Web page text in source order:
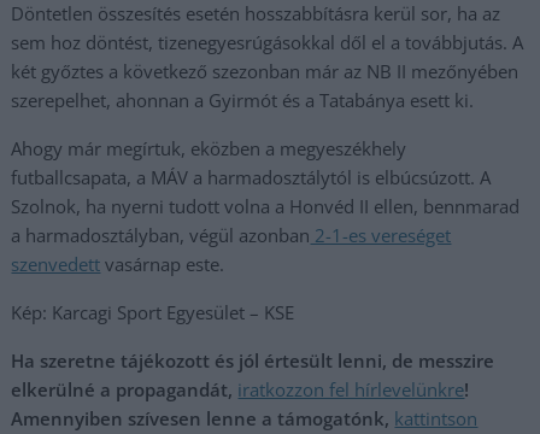
Döntetlen összesítés esetén hosszabbításra kerül sor, ha az
sem hoz döntést, tizenegyesrúgásokkal dől el a továbbjutás. A
két győztes a következő szezonban már az NB II mezőnyében
szerepelhet, ahonnan a Gyirmót és a Tatabánya esett ki.
Ahogy már megírtuk, eközben a megyeszékhely
futballcsapata, a MÁV a harmadosztálytól is elbúcsúzott. A
Szolnok, ha nyerni tudott volna a Honvéd II ellen, bennmarad
a harmadosztályban, végül azonban 2-1-es vereséget
szenvedett vasárnap este.
Kép: Karcagi Sport Egyesület – KSE
Ha szeretne tájékozott és jól értesült lenni, de messzire
elkerülné a propagandát, iratkozzon fel hírlevelünkre!
Amennyiben szívesen lenne a támogatónk, kattintson